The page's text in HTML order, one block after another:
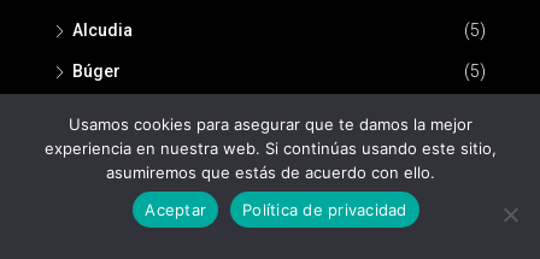
Alcudia (5)
Búger (5)
Usamos cookies para asegurar que te damos la mejor
experiencia en nuestra web. Si continúas usando este sitio,
asumiremos que estás de acuerdo con ello.
Aceptar
Política de privacidad